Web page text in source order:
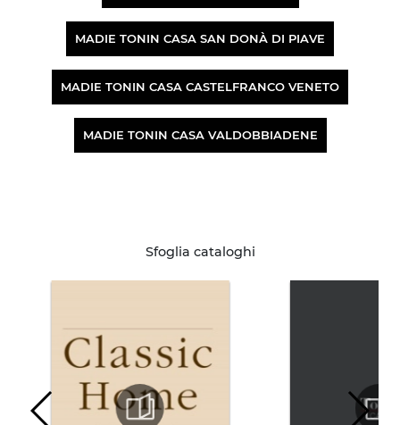
MADIE TONIN CASA SAN DONÀ DI PIAVE
MADIE TONIN CASA CASTELFRANCO VENETO
MADIE TONIN CASA VALDOBBIADENE
Sfoglia cataloghi